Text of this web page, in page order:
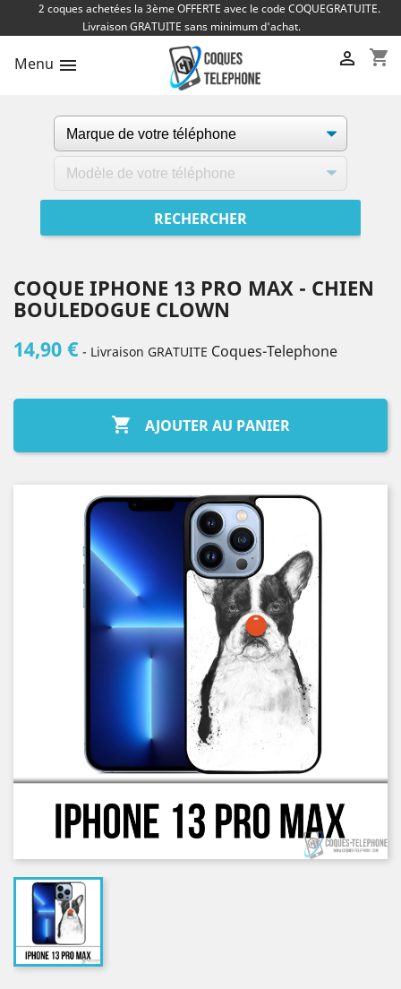
2 coques achetées la 3ème OFFERTE avec le code COQUEGRATUITE.
Livraison GRATUITE sans minimum d'achat.
Menu  shopping_cart

COQUE IPHONE 13 PRO MAX - CHIEN
BOULEDOGUE CLOWN
14,90 € - Livraison GRATUITE Coques-Telephone
 AJOUTER AU PANIER